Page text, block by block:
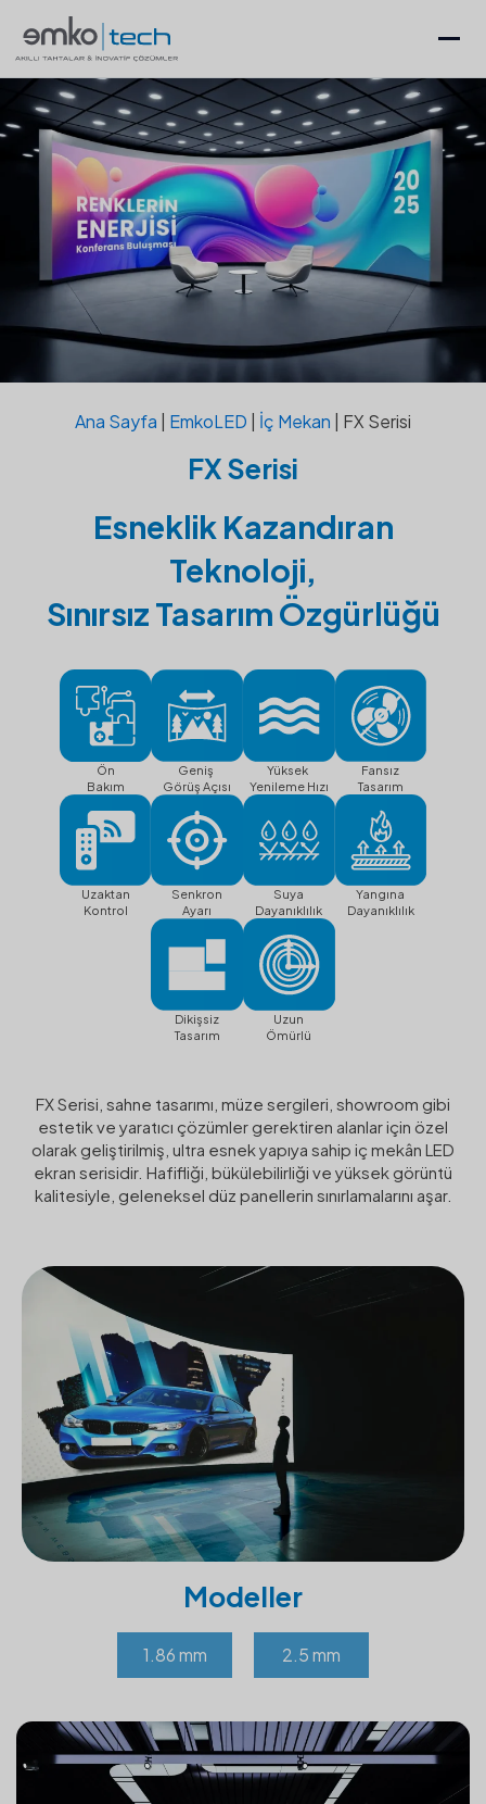
Ana Sayfa EmkoLED İç Mekan FX Serisi
FX Serisi
Esneklik Kazandıran
Teknoloji,
Sınırsız Tasarım Özgürlüğü
Ön
Bakım
Geniş
Görüş Açısı
Yüksek
Yenileme Hızı
Fansız
Tasarım
Uzaktan
Kontrol
Senkron
Ayarı
Suya
Dayanıklılık
Yangına
Dayanıklılık
Dikişsiz
Tasarım
Uzun
Ömürlü
FX Serisi, sahne tasarımı, müze sergileri, showroom gibi
estetik ve yaratıcı çözümler gerektiren alanlar için özel
olarak geliştirilmiş, ultra esnek yapıya sahip iç mekân LED
ekran serisidir. Hafifliği, bükülebilirliği ve yüksek görüntü
kalitesiyle, geleneksel düz panellerin sınırlamalarını aşar.
Modeller
1.86 mm 2.5 mm